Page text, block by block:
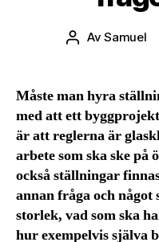
AvSamuel
Måste man hyra
med att ett
är att reglerna är
arbete som ska ske på
också ställningar
annan fråga och något
storlek, vad som ska
hur exempelvis själva